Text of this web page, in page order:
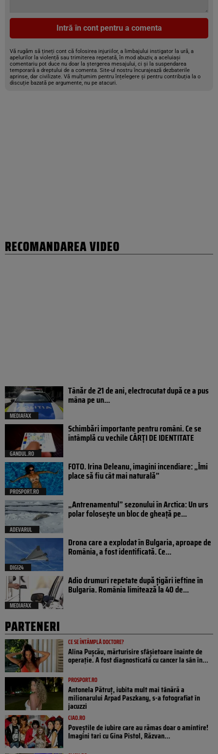
Intră în cont pentru a comenta
Vă rugăm să țineți cont că folosirea injuriilor, a limbajului instigator la ură, a
apelurilor la violență sau trimiterea repetată, în mod abuziv, a aceluiași
comentariu pot duce nu doar la ștergerea mesajului, ci și la suspendarea
temporară a dreptului de a comenta. Site-ul nostru încurajează dezbaterile
aprinse, dar civilizate. Vă mulțumim pentru înțelegere și pentru contribuția la o
discuție bazată pe argumente, nu pe atacuri.
RECOMANDAREA VIDEO
MEDIAFAX
Tânăr de 21 de ani, electrocutat după ce a pus
mâna pe un...
GANDUL.RO
Schimbări importante pentru români. Ce se
întâmplă cu vechile CĂRȚI DE IDENTITATE
PROSPORT.RO
FOTO. Irina Deleanu, imagini incendiare: „Îmi
place să fiu cât mai naturală”
ADEVARUL
„Antrenamentul” sezonului în Arctica: Un urs
polar folosește un bloc de gheață pe...
DIGI24
Drona care a explodat în Bulgaria, aproape de
România, a fost identificată. Ce...
MEDIAFAX
Adio drumuri repetate după țigări ieftine în
Bulgaria. România limitează la 40 de...
PARTENERI
CE SE ÎNTÂMPLĂ DOCTORE?
Alina Pușcău, mărturisire sfâșietoare înainte de
operație. A fost diagnosticată cu cancer la sân în...
PROSPORT.RO
Antonela Pătruț, iubita mult mai tânără a
milionarului Arpad Paszkany, s-a fotografiat în
jacuzzi
CIAO.RO
Poveştile de iubire care au rămas doar o amintire!
Imagini tari cu Gina Pistol, Răzvan...